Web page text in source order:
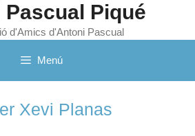
Piqué
d'Amics d'Antoni Pascual
Menú
Xevi Planas